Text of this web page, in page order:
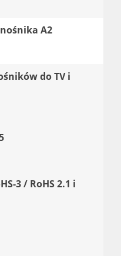
A2
do TV i
3 / RoHS 2.1 i